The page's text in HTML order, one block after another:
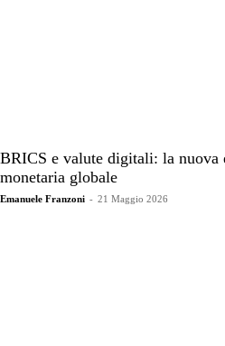
BRICS e valute digitali: la nuova
monetaria globale
Emanuele Franzoni - 21 Maggio 2026